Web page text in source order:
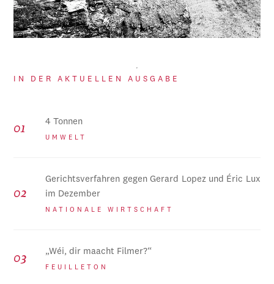
IN DER AKTUELLEN AUSGABE
4 Tonnen
UMWELT
Gerichtsverfahren gegen Gerard Lopez und Éric Lux
im Dezember
NATIONALE WIRTSCHAFT
„Wéi, dir maacht Filmer?“
FEUILLETON